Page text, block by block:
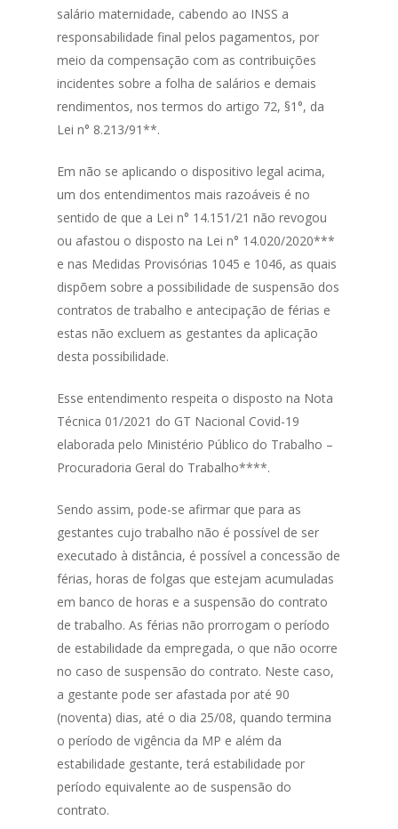
salário maternidade, cabendo ao INSS a
responsabilidade final pelos pagamentos, por
meio da compensação com as contribuições
incidentes sobre a folha de salários e demais
rendimentos, nos termos do artigo 72, §1°, da
Lei n° 8.213/91**.
Em não se aplicando o dispositivo legal acima,
um dos entendimentos mais razoáveis é no
sentido de que a Lei n° 14.151/21 não revogou
ou afastou o disposto na Lei n° 14.020/2020***
e nas Medidas Provisórias 1045 e 1046, as quais
dispõem sobre a possibilidade de suspensão dos
contratos de trabalho e antecipação de férias e
estas não excluem as gestantes da aplicação
desta possibilidade.
Esse entendimento respeita o disposto na Nota
Técnica 01/2021 do GT Nacional Covid-19
elaborada pelo Ministério Público do Trabalho –
Procuradoria Geral do Trabalho****.
Sendo assim, pode-se afirmar que para as
gestantes cujo trabalho não é possível de ser
executado à distância, é possível a concessão de
férias, horas de folgas que estejam acumuladas
em banco de horas e a suspensão do contrato
de trabalho. As férias não prorrogam o período
de estabilidade da empregada, o que não ocorre
no caso de suspensão do contrato. Neste caso,
a gestante pode ser afastada por até 90
(noventa) dias, até o dia 25/08, quando termina
o período de vigência da MP e além da
estabilidade gestante, terá estabilidade por
período equivalente ao de suspensão do
contrato.